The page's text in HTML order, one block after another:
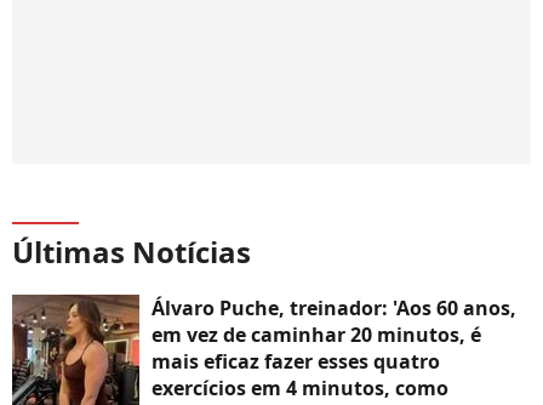
Últimas Notícias
Álvaro Puche, treinador: 'Aos 60 anos,
em vez de caminhar 20 minutos, é
mais eficaz fazer esses quatro
exercícios em 4 minutos, como